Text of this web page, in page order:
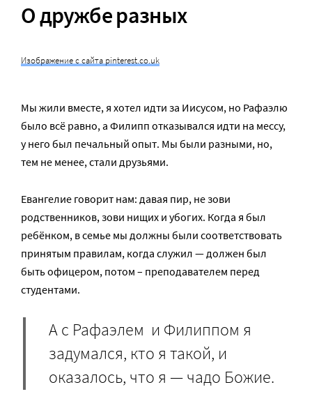
О дружбе разных
Изображение с сайта pinterest.co.uk
Мы жили вместе, я хотел идти за Иисусом, но Рафаэлю
было всё равно, а Филипп отказывался идти на мессу,
у него был печальный опыт. Мы были разными, но,
тем не менее, стали друзьями.
Евангелие говорит нам: давая пир, не зови
родственников, зови нищих и убогих. Когда я был
ребёнком, в семье мы должны были соответствовать
принятым правилам, когда служил — должен был
быть офицером, потом – преподавателем перед
студентами.
А с Рафаэлем и Филиппом я
задумался, кто я такой, и
оказалось, что я — чадо Божие.